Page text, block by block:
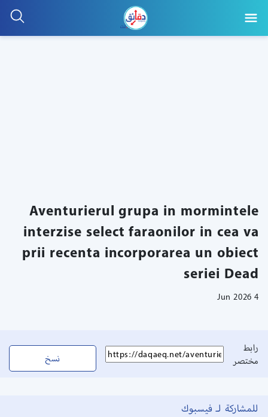
Aventurierul grupa in mormintele
interzise select faraonilor in cea va
prii recenta incorporarea un obiect
seriei Dead
4 Jun 2026
رابط
مختصر
نسخ
للمشاركة لـ فيسبوك